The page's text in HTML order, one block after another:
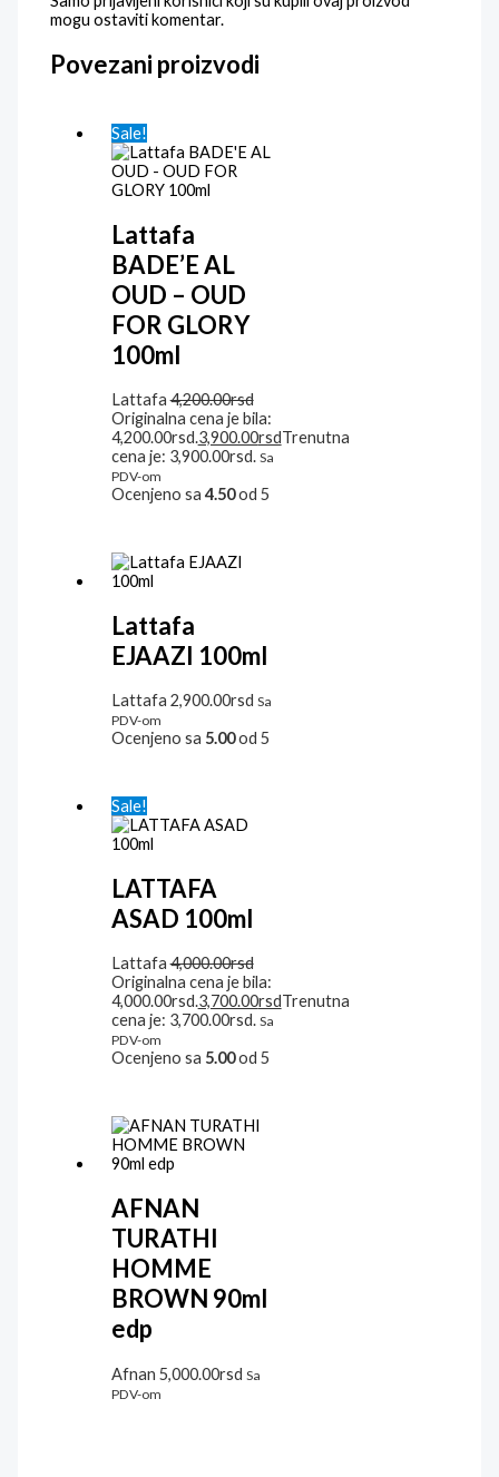
mogu ostaviti komentar.
Povezani proizvodi
Sale!
Lattafa
BADE’E AL
OUD – OUD
FOR GLORY
100ml
Lattafa4,200.00rsd
Originalna cena je bila:
4,200.00rsd.3,900.00rsdTrenutna
cena je: 3,900.00rsd. Sa
PDV-om
Ocenjeno sa 4.50od 5
Lattafa
EJAAZI 100ml
Lattafa 2,900.00rsd Sa
PDV-om
Ocenjeno sa 5.00od 5
Sale!
LATTAFA
ASAD 100ml
Lattafa4,000.00rsd
Originalna cena je bila:
4,000.00rsd.3,700.00rsdTrenutna
cena je: 3,700.00rsd. Sa
PDV-om
Ocenjeno sa 5.00od 5
AFNAN
TURATHI
HOMME
BROWN 90ml
edp
Afnan 5,000.00rsd Sa
PDV-om